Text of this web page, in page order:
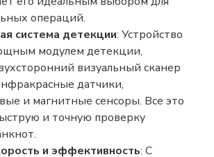
операций.
система детекции: Устройство
модулем детекции,
визуальный сканер
датчики,
и магнитные сенсоры. Все это
и точную проверку
и эффективность: С